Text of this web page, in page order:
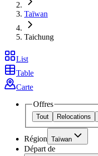
Taïwan
Taichung
List
Table
Carte
Offres
Tout Relocations
Région Taïwan
Départ de